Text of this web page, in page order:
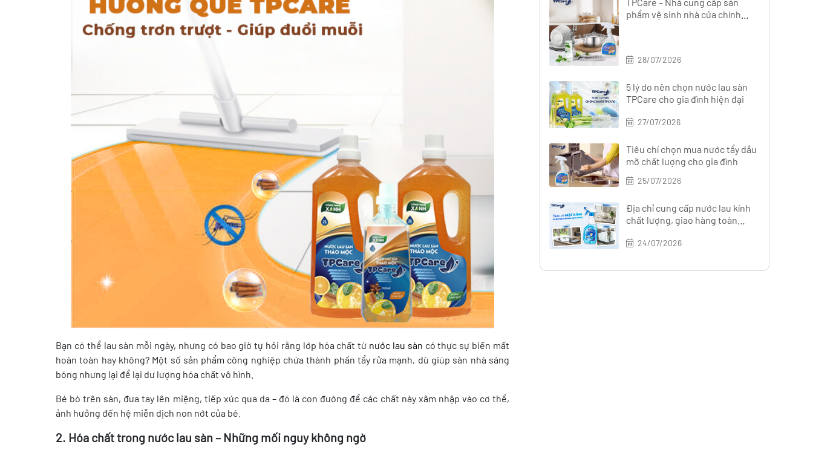
Bạn có thể lau sàn mỗi ngày, nhưng có bao giờ tự hỏi rằng lớp hóa chất từ nước lau sàn có thực sự biến mất
hoàn toàn hay không? Một số sản phẩm công nghiệp chứa thành phần tẩy rửa mạnh, dù giúp sàn nhà sáng
bóng nhưng lại để lại dư lượng hóa chất vô hình.
Bé bò trên sàn, đưa tay lên miệng, tiếp xúc qua da – đó là con đường để các chất này xâm nhập vào cơ thể,
ảnh hưởng đến hệ miễn dịch non nớt của bé.
2. Hóa chất trong nước lau sàn – Những mối nguy không ngờ
TPCare – Nhà cung cấp sản
phẩm vệ sinh nhà cửa chính
28/07/2026
5 lý do nên chọn nước lau sàn
TPCare cho gia đình hiện đại
27/07/2026
Tiêu chí chọn mua nước tẩy dầu
mỡ chất lượng cho gia đình
25/07/2026
Địa chỉ cung cấp nước lau kính
chất lượng, giao hàng toàn
24/07/2026